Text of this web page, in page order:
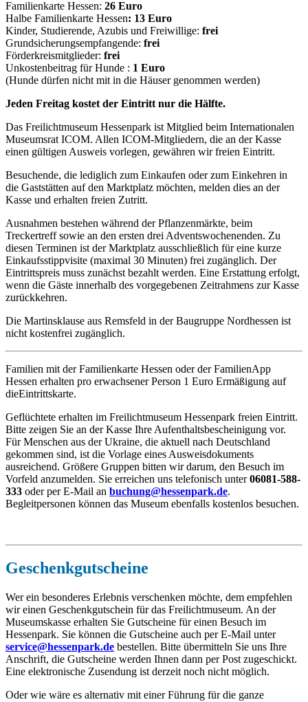
Familienkarte Hessen: 26 Euro
Halbe Familienkarte Hessen: 13 Euro
Kinder, Studierende, Azubis und Freiwillige: frei
Grundsicherungsempfangende: frei
Förderkreismitglieder: frei
Unkostenbeitrag für Hunde : 1 Euro
(Hunde dürfen nicht mit in die Häuser genommen werden)
Jeden Freitag kostet der Eintritt nur die Hälfte.
Das Freilichtmuseum Hessenpark ist Mitglied beim Internationalen
Museumsrat ICOM. Allen ICOM-Mitgliedern, die an der Kasse
einen gültigen Ausweis vorlegen, gewähren wir freien Eintritt.
Besuchende, die lediglich zum Einkaufen oder zum Einkehren in
die Gaststätten auf den Marktplatz möchten, melden dies an der
Kasse und erhalten freien Zutritt.
Ausnahmen bestehen während der Pflanzenmärkte, beim
Treckertreff sowie an den ersten drei Adventswochenenden. Zu
diesen Terminen ist der Marktplatz ausschließlich für eine kurze
Einkaufsstippvisite (maximal 30 Minuten) frei zugänglich. Der
Eintrittspreis muss zunächst bezahlt werden. Eine Erstattung erfolgt,
wenn die Gäste innerhalb des vorgegebenen Zeitrahmens zur Kasse
zurückkehren.
Die Martinsklause aus Remsfeld in der Baugruppe Nordhessen ist
nicht kostenfrei zugänglich.
Familien mit der Familienkarte Hessen oder der FamilienApp
Hessen erhalten pro erwachsener Person 1 Euro Ermäßigung auf
dieEintrittskarte.
Geflüchtete erhalten im Freilichtmuseum Hessenpark freien Eintritt.
Bitte zeigen Sie an der Kasse Ihre Aufenthaltsbescheinigung vor.
Für Menschen aus der Ukraine, die aktuell nach Deutschland
gekommen sind, ist die Vorlage eines Ausweisdokuments
ausreichend. Größere Gruppen bitten wir darum, den Besuch im
Vorfeld anzumelden. Sie erreichen uns telefonisch unter06081-588-
333 oder per E-Mail an buchung@hessenpark.de.
Begleitpersonen können das Museum ebenfalls kostenlos besuchen.
Geschenkgutscheine
Wer ein besonderes Erlebnis verschenken möchte, dem empfehlen
wir einen Geschenkgutschein für das Freilichtmuseum. An der
Museumskasse erhalten Sie Gutscheine für einen Besuch im
Hessenpark. Sie können die Gutscheine auch per E-Mail unter
service@hessenpark.de bestellen. Bitte übermitteln Sie uns Ihre
Anschrift, die Gutscheine werden Ihnen dann per Post zugeschickt.
Eine elektronische Zusendung ist derzeit noch nicht möglich.
Oder wie wäre es alternativ mit einer Führung für die ganze